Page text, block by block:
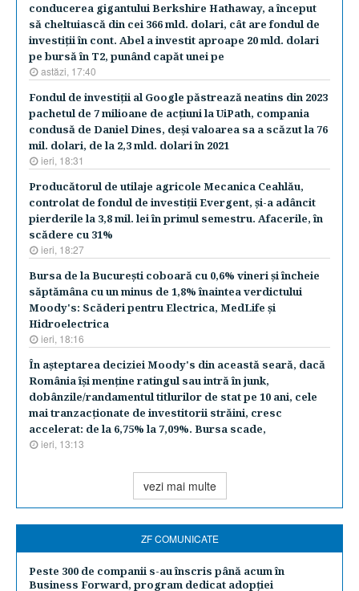
conducerea gigantului Berkshire Hathaway, a început
să cheltuiască din cei 366 mld. dolari, cât are fondul de
investiţii în cont. Abel a investit aproape 20 mld. dolari
pe bursă în T2, punând capăt unei pe
astăzi, 17:40
Fondul de investiţii al Google păstrează neatins din 2023
pachetul de 7 milioane de acţiuni la UiPath, compania
condusă de Daniel Dines, deşi valoarea sa a scăzut la 76
mil. dolari, de la 2,3 mld. dolari în 2021
ieri, 18:31
Producătorul de utilaje agricole Mecanica Ceahlău,
controlat de fondul de investiţii Evergent, şi-a adâncit
pierderile la 3,8 mil. lei în primul semestru. Afacerile, în
scădere cu 31%
ieri, 18:27
Bursa de la Bucureşti coboară cu 0,6% vineri şi încheie
săptămâna cu un minus de 1,8% înaintea verdictului
Moody's: Scăderi pentru Electrica, MedLife şi
Hidroelectrica
ieri, 18:16
În aşteptarea deciziei Moody's din această seară, dacă
România îşi menţine ratingul sau intră în junk,
dobânzile/randamentul titlurilor de stat pe 10 ani, cele
mai tranzacţionate de investitorii străini, cresc
accelerat: de la 6,75% la 7,09%. Bursa scade,
ieri, 13:13
vezi mai multe
ZF COMUNICATE
Peste 300 de companii s-au înscris până acum în
Business Forward, program dedicat adopției